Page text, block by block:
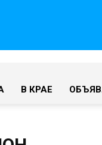
В КРАЕ